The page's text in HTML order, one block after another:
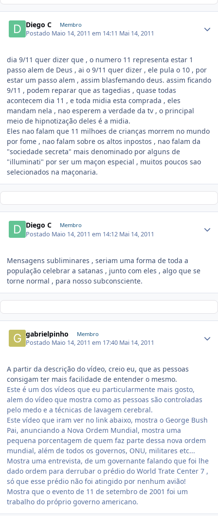
Diego C Membro
Postado Maio 14, 2011 em 14:11 Mai 14, 2011
dia 9/11 quer dizer que , o numero 11 representa estar 1
passo alem de Deus , ai o 9/11 quer dizer , ele pula o 10 , por
estar um passo alem , assim blasfemando deus. assim ficando
9/11 , podem reparar que as tagedias , quase todas
acontecem dia 11 , e toda midia esta comprada , eles
mandam nela , nao esperem a verdade da tv , o principal
meio de hipnotização deles é a midia.
Eles nao falam que 11 milhoes de crianças morrem no mundo
por fome , nao falam sobre os altos inpostos , nao falam da
"sociedade secreta" mais denominado por alguns de
"illuminati" por ser um maçon especial , muitos poucos sao
selecionados na maçonaria.
Diego C Membro
Postado Maio 14, 2011 em 14:12 Mai 14, 2011
Mensagens subliminares , seriam uma forma de toda a
população celebrar a satanas , junto com eles , algo que se
torne normal , para nosso subconsciente.
gabrielpinho Membro
Postado Maio 14, 2011 em 17:40 Mai 14, 2011
A partir da descrição do vídeo, creio eu, que as pessoas
consigam ter mais facilidade de entender o mesmo.
Este é um dos vídeos que eu particularmente mais gosto,
alem do vídeo que mostra como as pessoas são controladas
pelo medo e a técnicas de lavagem cerebral.
Este vídeo que iram ver no link abaixo, mostra o George Bush
Pai, anunciando a Nova Ordem Mundial, mostra uma
pequena porcentagem de quem faz parte dessa nova ordem
mundial, além de todos os governos, ONU, militares etc...
Mostra uma entrevista, de um governante falando que foi lhe
dado ordem para derrubar o prédio do World Trate Center 7 ,
só que esse prédio não foi atingido por nenhum avião!
Mostra que o evento de 11 de setembro de 2001 foi um
trabalho do próprio governo americano.